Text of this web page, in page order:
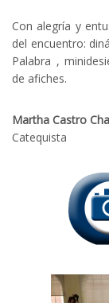
Con alegría y
del encuentro:
Palabra ,
de afiches.
Martha Castro
Catequista